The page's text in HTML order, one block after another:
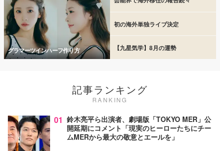
グラマーツインハーフ作り方
初の海外単独ライブ決定
【九星気学】8月の運勢
記事ランキング
RANKING
01 鈴木亮平ら出演者、劇場版「TOKYO MER」公
開延期にコメント「現実のヒーローたちにチー
ムMERから最大の敬意とエールを」